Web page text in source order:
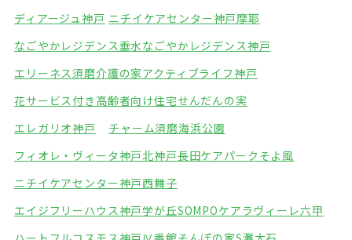
ディアージュ神戸 ニチイケアセンター神戸摩耶
なごやかレジデンス垂水なごやかレジデンス神戸
エリーネス須磨介護の家アクティブライフ神戸
花サービス付き高齢者向け住宅せんだんの実
エレガリオ神戸
チャーム須磨海浜公園
フィオレ・ヴィータ神戸北神戸長田ケアパークそよ風
ニチイケアセンター神戸西舞子
エイジフリーハウス神戸学が丘SOMPOケアラヴィーレ六甲